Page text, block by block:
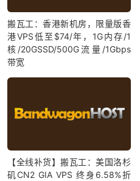
搬瓦工：香港新机房，限量版香
港VPS低至$74/年，1G内存/1
核/20GSSD/500G流量/1Gbps
带宽
【全线补货】搬瓦工：美国洛杉
矶CN2 GIA VPS 终身6.58%折